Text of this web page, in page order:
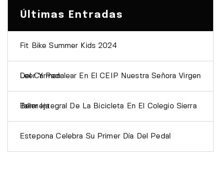
Últimas Entradas
Fit Bike Summer Kids 2024
Leer Y Pedalear En El CEIP Nuestra Señora Virgen Del Carmen
Taller Integral De La Bicicleta En El Colegio Sierra Bermeja
Estepona Celebra Su Primer Día Del Pedal